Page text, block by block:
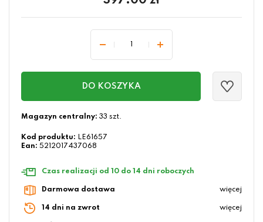
DO KOSZYKA
Magazyn centralny: 33 szt.
Kod produktu: LE61657
Ean: 5212017437068
Czas realizacji od 10 do 14 dni roboczych
Darmowa dostawa więcej
14 dni na zwrot więcej